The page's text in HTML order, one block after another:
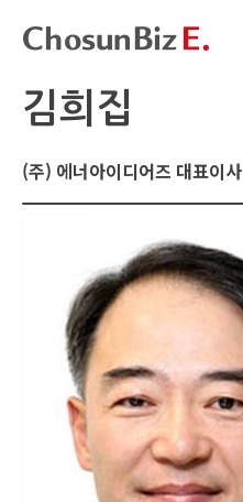
김희집
(주) 에너아이디어즈 대표이사